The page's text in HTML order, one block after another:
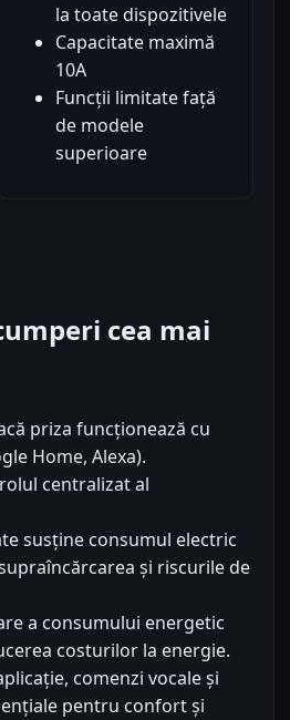
la toate dispozitivele
Capacitate maximă
10A
Funcții limitate față
de modele
superioare
cea mai
priza funcționează cu
Home, Alexa).
centralizat al
susține consumul electric
și riscurile de
a consumului energetic
costurilor la energie.
comenzi vocale și
pentru confort și